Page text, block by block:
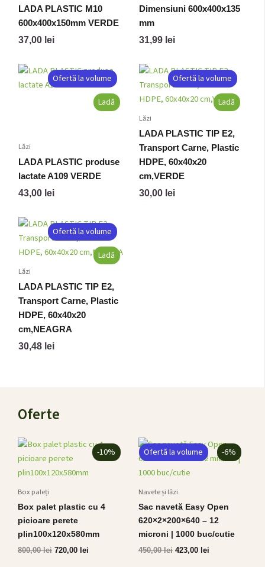
LADA PLASTIC M10
600x400x150mm VERDE
37,00 lei
Dimensiuni 600x400x135
mm
31,99 lei
Ofertă la volume
Ladă
Lăzi
LADA PLASTIC produse
lactate A109 VERDE
43,00 lei
Ofertă la volume
Ladă
Lăzi
LADA PLASTIC TIP E2,
Transport Carne, Plastic
HDPE, 60x40x20
cm,VERDE
30,00 lei
Ofertă la volume
Ladă
Lăzi
LADA PLASTIC TIP E2,
Transport Carne, Plastic
HDPE, 60x40x20
cm,NEAGRA
30,48 lei
Oferte
-10%
Box paleți
Box palet plastic cu 4
picioare perete
plin100x120x580mm
800,00lei
Prețul
a
fost:
720,00 lei
Prețul
curent
este:
Ofertă la volume -6%
Navete și lăzi
Sac navetă Easy Open
620×2×200×640 – 12
microni | 1000 buc/cutie
450,00lei
Prețul
inițial
a
fost:
423,00 lei
Prețul
curent
este: